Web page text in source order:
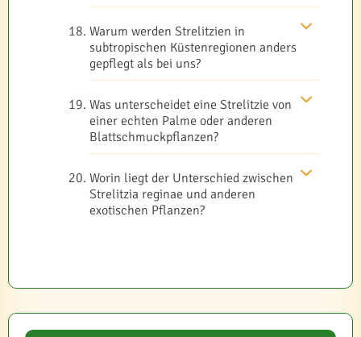
Warum werden Strelitzien in
subtropischen Küstenregionen anders
gepflegt als bei uns?
Was unterscheidet eine Strelitzie von
einer echten Palme oder anderen
Blattschmuckpflanzen?
Worin liegt der Unterschied zwischen
Strelitzia reginae und anderen
exotischen Pflanzen?